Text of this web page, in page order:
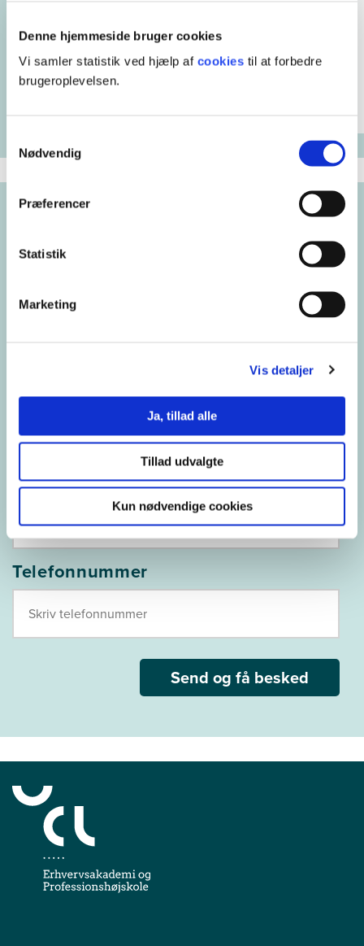
Denne hjemmeside bruger cookies
Vi samler statistik ved hjælp af cookies til at forbedre
brugeroplevelsen.
Nødvendig
Præferencer
Statistik
Marketing
Vis detaljer
Ja, tillad alle
Tillad udvalgte
Kun nødvendige cookies
Datoer og tilmeld
Fornavn
Efternavn
E-mail
Telefonnummer
Send og få besked